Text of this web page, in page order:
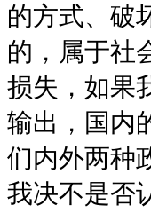
的方式、破
的，属于社
损失，如果
输出，国内
们内外两种
我决不是否